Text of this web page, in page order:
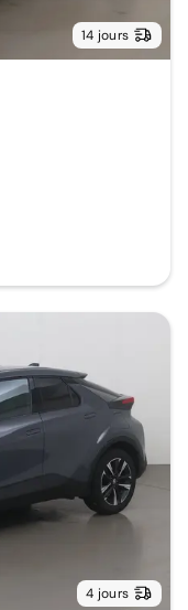
14 jours
4 jours